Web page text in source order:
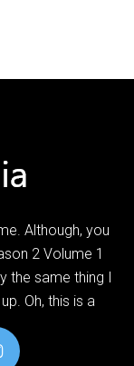
Although, you
2 Volume 1
the same thing I
Oh, this is a